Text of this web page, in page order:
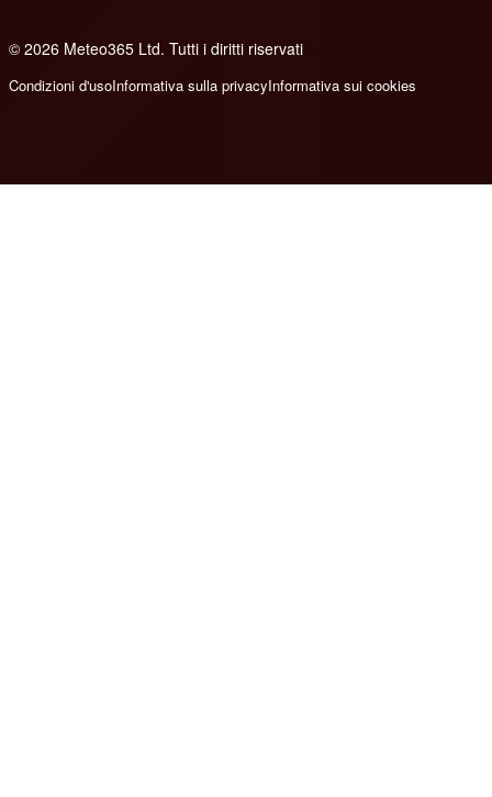
© 2026 Meteo365 Ltd. Tutti i diritti riservati
Condizioni d'usoInformativa sulla privacyInformativa sui cookies